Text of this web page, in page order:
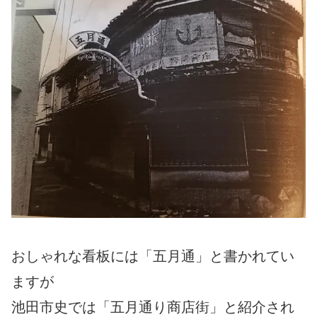
おしゃれな看板には「五月通」と書かれてい
ますが
池田市史では「五月通り商店街」と紹介され